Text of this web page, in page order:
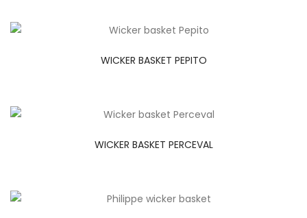
WICKER BASKET PEPITO
WICKER BASKET PERCEVAL